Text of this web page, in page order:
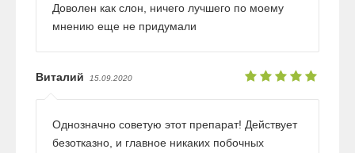
Доволен как слон, ничего лучшего по моему
мнению еще не придумали
Виталий 15.09.2020
Однозначно советую этот препарат! Действует
безотказно, и главное никаких побочных